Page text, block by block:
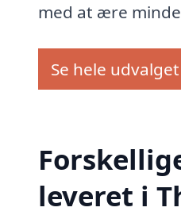
med at ære
Se hele
leveret i